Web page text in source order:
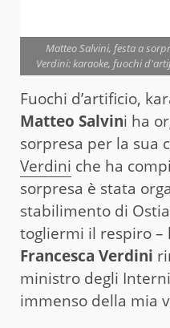
Matteo Salvini, festa a
Verdini: karaoke, fuochi
Fuochi d’artificio,
Matteo Salvini ha
sorpresa per la sua
Verdini che ha
sorpresa è stata
stabilimento di
togliermi il respiro –
Francesca Verdini
ministro degli
immenso della mia